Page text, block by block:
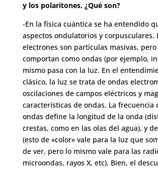
y los polaritones. ¿Qué son?
-En la física cuántica se ha entendido
aspectos ondulatorios y corpusculares.
electrones son partículas masivas,
comportan como ondas (por ejemplo,
mismo pasa con la luz. En el
clásico, la luz se trata de ondas
oscilaciones de campos eléctricos y
características de ondas. La frecuencia
ondas define la longitud de la onda
crestas, como en las olas del agua), y
(esto de «color» vale para la luz que
de ver, pero lo mismo vale para las
microondas, rayos X, etc). Bien, el